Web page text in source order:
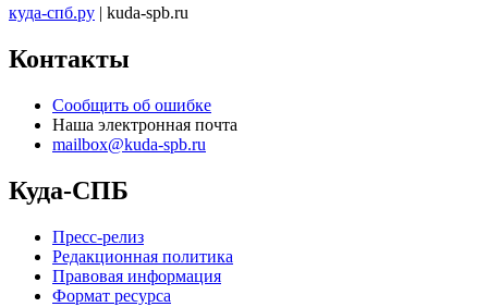
куда-спб.ру | kuda-spb.ru
Контакты
Сообщить об ошибке
Наша электронная почта
mailbox@kuda-spb.ru
Куда-СПБ
Пресс-релиз
Редакционная политика
Правовая информация
Формат ресурса